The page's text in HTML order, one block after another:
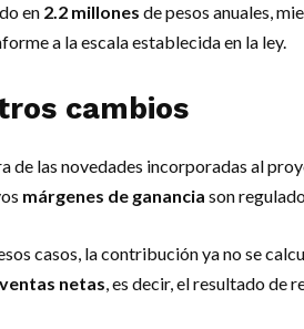
en 2.2 millones de pesos anuales,
a la escala establecida en la ley.
cambios
de las novedades incorporadas al
márgenes de ganancia son
casos, la contribución ya no se
ventas netas, es decir, el resultado de